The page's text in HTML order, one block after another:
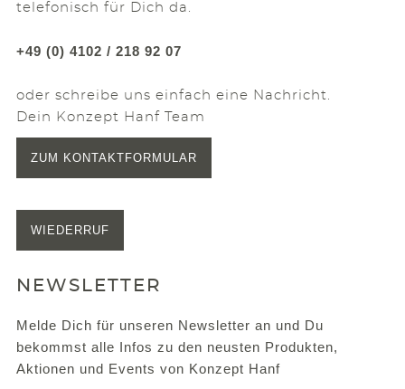
telefonisch für Dich da.
+49 (0) 4102 / 218 92 07
oder schreibe uns einfach eine Nachricht.
Dein Konzept Hanf Team
ZUM KONTAKTFORMULAR
WIEDERRUF
NEWSLETTER
Melde Dich für unseren Newsletter an und Du
bekommst alle Infos zu den neusten Produkten,
Aktionen und Events von Konzept Hanf